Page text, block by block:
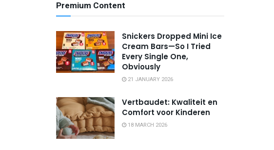
Premium Content
Snickers Dropped Mini Ice
Cream Bars—So I Tried
Every Single One,
Obviously
21 JANUARY 2026
Vertbaudet: Kwaliteit en
Comfort voor Kinderen
18 MARCH 2026